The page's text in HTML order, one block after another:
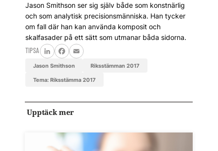
Jason Smithson ser sig själv både som konstnärlig
och som analytisk precisionsmänniska. Han tycker
om fall där han kan använda komposit och
skalfasader på ett sätt som utmanar båda sidorna.
TIPSA
LinkedInFacebook
Email
Jason Smithson Riksstämman 2017
Tema: Riksstämma 2017
Upptäck mer